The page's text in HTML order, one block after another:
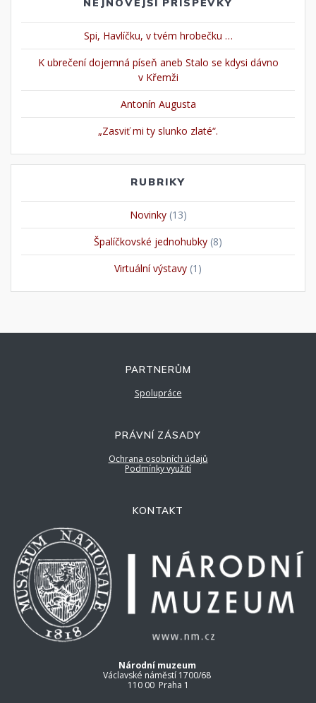
NEJNOVĚJŠÍ PŘÍSPĚVKY
Spi, Havlíčku, v tvém hrobečku …
K ubrečení dojemná píseň aneb Stalo se kdysi dávno
v Křemži
Antonín Augusta
„Zasviť mi ty slunko zlaté“.
RUBRIKY
Novinky(13)
Špalíčkovské jednohubky (8)
Virtuální výstavy (1)
PARTNERŮM
Spolupráce
PRÁVNÍ ZÁSADY
Ochrana osobních údajů
Podmínky využití
KONTAKT
Národní muzeum
Václavské náměstí 1700/68
110 00 Praha 1